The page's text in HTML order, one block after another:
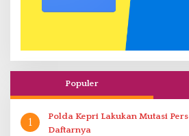
Populer
1
Polda Kepri Lakukan Mutasi
Daftarnya